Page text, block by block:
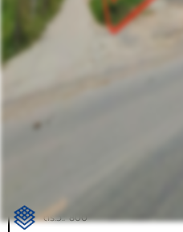
ขายที่ดิน ถมแล้ว 2 ไร่ ติดถน
บางบัวทอง
ตร.ว.: 800